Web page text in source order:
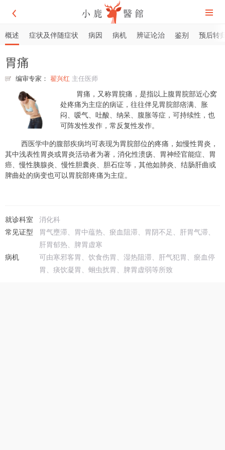
概述 症状及伴随症状 病因 病机 辨证论治 鉴别 预后转
胃痛
编审专家： 翟兴红 主任医师
胃痛，又称胃脘痛，是指以上腹胃脘部近心窝
处疼痛为主症的病证，往往伴见胃脘部痞满、胀
闷、嗳气、吐酸、纳呆、腹胀等症，可持续性，也
可阵发性发作，常反复性发作。
西医学中的腹部疾病均可表现为胃脘部位的疼痛，如慢性胃炎，
其中浅表性胃炎或胃炎活动者为著，消化性溃疡、胃神经官能症、胃
癌、慢性胰腺炎、慢性胆囊炎、胆石症等，其他如肺炎、结肠肝曲或
脾曲处的病变也可以胃脘部疼痛为主症。
就诊科室
消化科
常见证型
胃气壅滞、胃中蕴热、瘀血阻滞、胃阴不足、肝胃气滞、
肝胃郁热、脾胃虚寒
病机
可由寒邪客胃、饮食伤胃、湿热阻滞、肝气犯胃、瘀血停
胃、痰饮凝胃、蛔虫扰胃、脾胃虚弱等所致